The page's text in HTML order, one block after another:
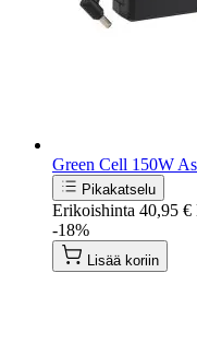
Green Cell 150W
Pikakatselu
Erikoishinta 40,95 €
-18%
Lisää koriin